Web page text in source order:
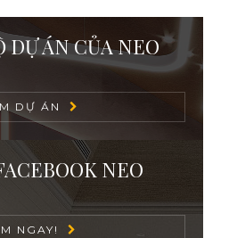
DỰ ÁN CỦA NEO
DỰ ÁN
NEO
NGAY!